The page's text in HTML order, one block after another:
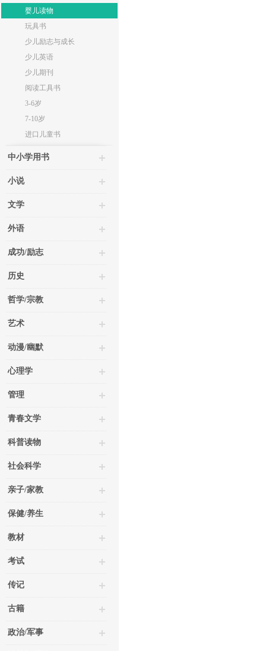
婴儿读物
玩具书
少儿励志与成长
少儿英语
少儿期刊
阅读工具书
3-6岁
7-10岁
进口儿童书
中小学用书
小说
文学
外语
成功/励志
历史
哲学/宗教
艺术
动漫/幽默
心理学
管理
青春文学
科普读物
社会科学
亲子/家教
保健/养生
教材
考试
传记
古籍
政治/军事